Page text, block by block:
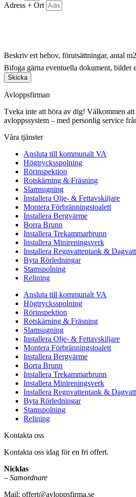
Adress + Ort
Beskriv ert behov, förutsättningar, antal
Bifoga gärna eventuella dokument, bilder
Skicka
Avloppsfirman
Tveka inte att höra av dig! Välkommen
avloppssystem – med personlig service
Våra tjänster
Ansluta till kommunalt VA
Högtrycksspolning
Rörinspektion
Rotskärning & Fräsning
Slamsugning
Installera Olje- & Fettavskiljare
Montera Förbränningstoalett
Installera Bergvärme
Borra Brunn
Installera Trekammarbrunn
Installera Minireningsverk
Installera Regnvattentank &
Byta Rörledningar
Stamspolning
Relining
Ansluta till kommunalt VA
Högtrycksspolning
Rörinspektion
Rotskärning & Fräsning
Slamsugning
Installera Olje- & Fettavskiljare
Montera Förbränningstoalett
Installera Bergvärme
Borra Brunn
Installera Trekammarbrunn
Installera Minireningsverk
Installera Regnvattentank &
Byta Rörledningar
Stamspolning
Relining
Kontakta oss
Kontakta oss idag för en fri offert.
Nicklas
– Samordnare
Mail: offert@avloppsfirma.se